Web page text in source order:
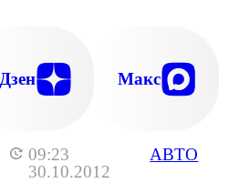
09:23
30.10.2012
АВТО
Дзен Макс